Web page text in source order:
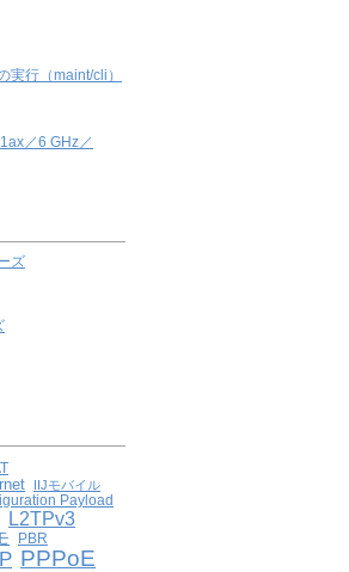
実行（maint/cli）
／6 GHz／
ズ
IIJモバイル
Payload
L2TPv3
PBR
PPPoE